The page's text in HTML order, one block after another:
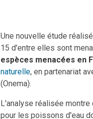
Une nouvelle étude
15 d'entre elles sont
espèces menacées en
naturelle, en partenariat
(Onema).
L'analyse réalisée
pour les poissons d'eau